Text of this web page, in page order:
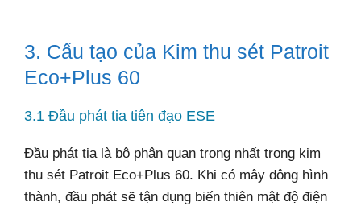
3. Cấu tạo của Kim thu sét Patroit
Eco+Plus 60
3.1 Đầu phát tia tiên đạo ESE
Đầu phát tia là bộ phận quan trọng nhất trong kim
thu sét Patroit Eco+Plus 60. Khi có mây dông hình
thành, đầu phát sẽ tận dụng biến thiên mật độ điện